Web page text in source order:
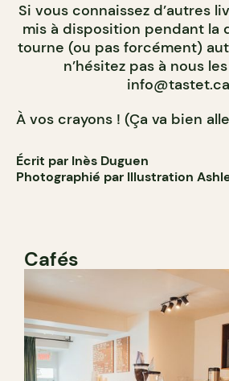
Si vous connaissez d’autres
mis à disposition pendant la
tourne (ou pas forcément)
n’hésitez pas à nous
info@tastet.ca
À vos crayons ! (Ça va bien
Écrit par Inès Duguen
Photographié par Illustration
Cafés